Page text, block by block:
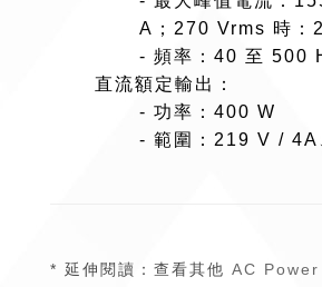
A；270 Vrms 時：
- 頻率：40 至 500
直流額定輸出：
- 功率：400 W
- 範圍：219 V /
* 延伸閱讀：查看其他 AC